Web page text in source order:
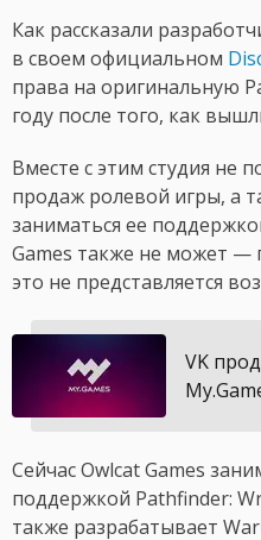
Как рассказали
в своем официальном
права на оригинальную
году после того, как
Вместе с этим студия не
продаж ролевой игры, а
заниматься ее
Games также не может —
это не представляется
VK
Сейчас Owlcat Games
поддержкой Pathfinder:
также разрабатывает